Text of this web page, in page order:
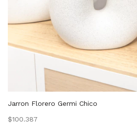
Jarron Florero Germi Chico
$100.387